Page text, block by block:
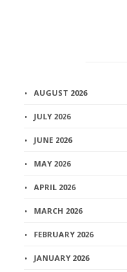
AUGUST 2026
JULY 2026
JUNE 2026
MAY 2026
APRIL 2026
MARCH 2026
FEBRUARY 2026
JANUARY 2026